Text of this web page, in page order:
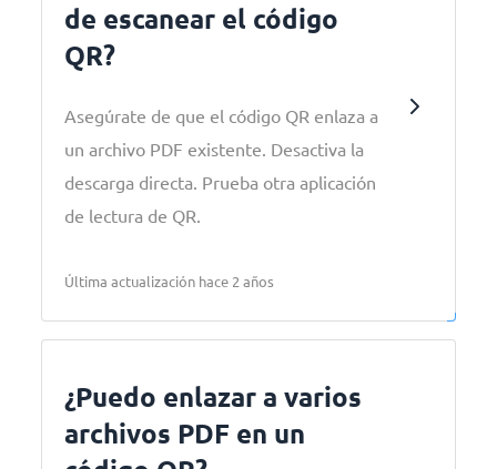
de escanear el código
QR?
Asegúrate de que el código QR enlaza a
un archivo PDF existente. Desactiva la
descarga directa. Prueba otra aplicación
de lectura de QR.
Última actualización hace 2 años
¿Puedo enlazar a varios
archivos PDF en un